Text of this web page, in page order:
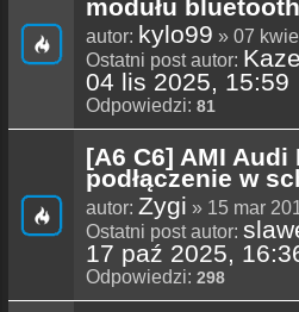
modułu
autor: kylo99 » 07
Ostatni post autor:
04 lis 2025, 15:59
Odpowiedzi: 81
[A6 C6] AMI
podłączenie w
autor: Zygi » 15 mar
Ostatni post autor:
17 paź 2025,
Odpowiedzi: 298